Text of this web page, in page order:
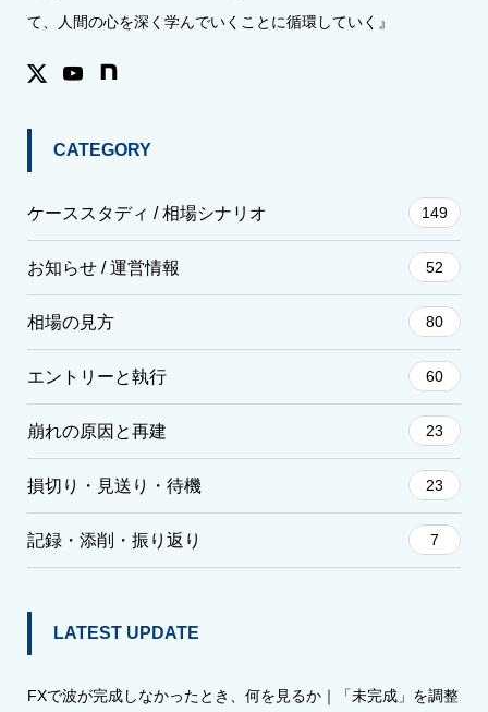
て、人間の心を深く学んでいくことに循環していく』
CATEGORY
ケーススタディ / 相場シナリオ 149
お知らせ / 運営情報 52
相場の見方 80
エントリーと執行 60
崩れの原因と再建 23
損切り・見送り・待機 23
記録・添削・振り返り 7
LATEST UPDATE
FXで波が完成しなかったとき、何を見るか｜「未完成」を調整